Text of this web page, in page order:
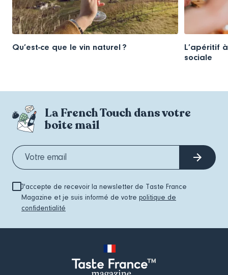
Qu’est-ce que le vin naturel ?
L’apéritif
sociale
La French Touch dans votre
boite mail
J'accepte de recevoir la newsletter de Taste France
Magazine et je suis informé de votre politique de
confidentialité